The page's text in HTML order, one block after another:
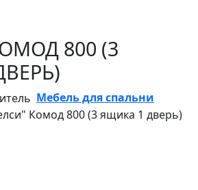
800 (3
Мебель для спальни
Комод 800 (3 ящика 1 дверь)